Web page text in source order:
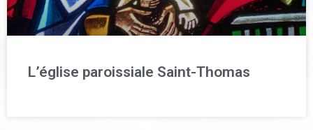
L’église paroissiale Saint-Thomas